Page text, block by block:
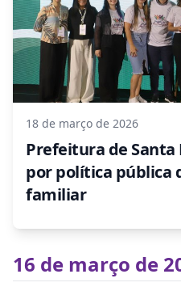
18 de março de 2026
Prefeitura de Santa
por política pública
familiar
16 de março de